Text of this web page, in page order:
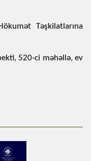
Təşkilatlarına
520-ci məhəllə, ev